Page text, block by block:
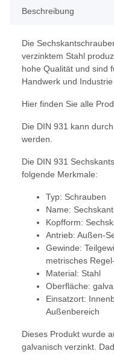
Beschreibung
Die
verzinktem Stahl
hohe Qualität und sind
Handwerk und Industrie
Hier finden Sie alle
Die DIN 931 kann
werden.
Die DIN 931
folgende Merkmale:
Typ: Schrauben
Name:
Kopfform:
Antrieb: Außen-
Gewinde:
metrisches
Material: Stahl
Oberfläche:
Einsatzort:
Außenbereich
Dieses Produkt wurde
galvanisch verzinkt.